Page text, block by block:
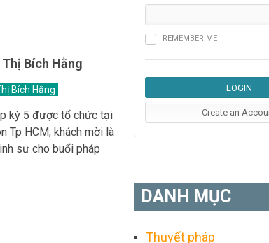
Bích Hằng
Bích Hằng
kỳ 5 được tổ chức tại
Tp HCM, khách mời là
sư cho buổi pháp
REMEMBER ME
DANH MỤC
Thuyết pháp